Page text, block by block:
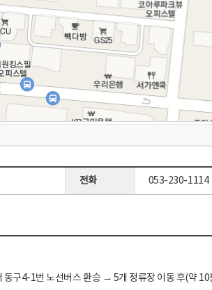
전화 053-230-1114
4-1번 노선버스 환승 → 5개 정류장 이동 후(약 10